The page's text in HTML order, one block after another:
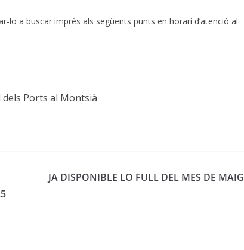
lo a buscar imprès als següents punts en horari d’atenció al
dels Ports al Montsià
JA DISPONIBLE LO FULL DEL MES DE MAIG